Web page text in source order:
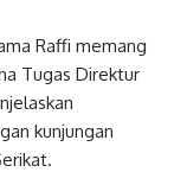
Raffi memang
Tugas Direktur
kunjungan